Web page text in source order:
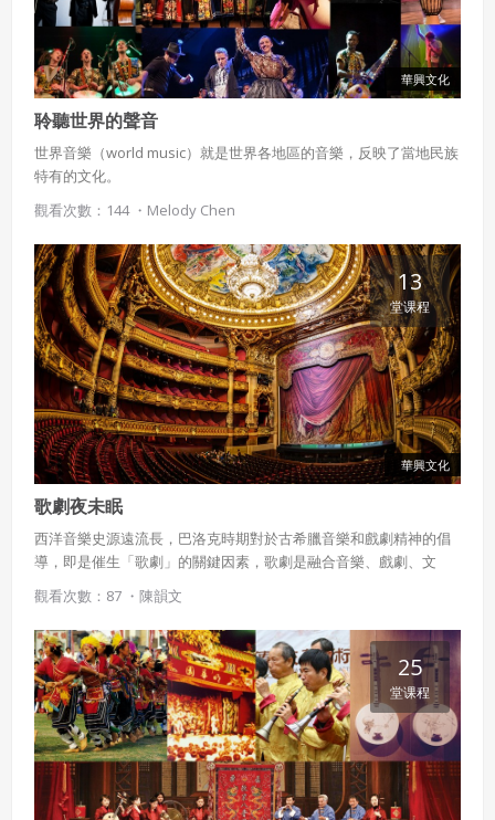
華興文化
聆聽世界的聲音
世界音樂（world music）就是世界各地區的音樂，反映了當地民族
特有的文化。
觀看次數：144 ・ Melody Chen
華興文化
13
堂课程
歌劇夜未眠
西洋音樂史源遠流長，巴洛克時期對於古希臘音樂和戲劇精神的倡
導，即是催生「歌劇」的關鍵因素，歌劇是融合音樂、戲劇、文
學、舞蹈與舞臺布景於一身的表演藝術，發展至今，累積了許多經
典作品，值得細細品味。
觀看次數：87 ・ 陳韻文
25
堂课程